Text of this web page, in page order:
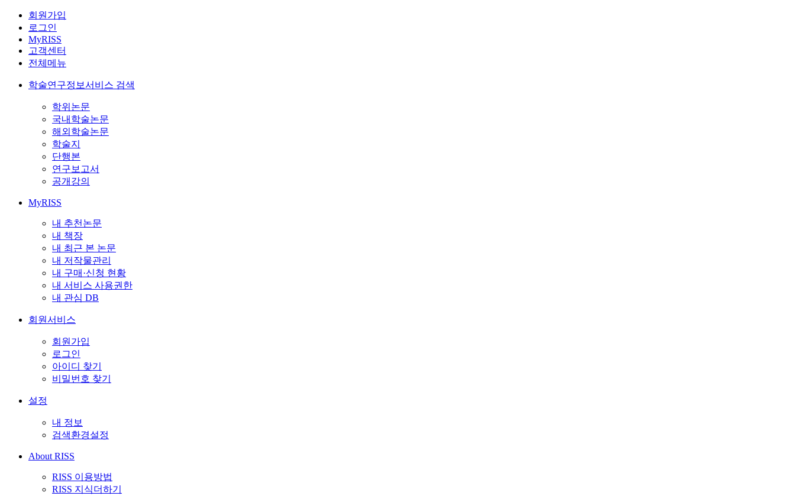
회원가입
로그인
MyRISS
고객센터
전체메뉴
학술연구정보서비스 검색
학위논문
국내학술논문
해외학술논문
학술지
단행본
연구보고서
공개강의
MyRISS
내 추천논문
내 책장
내 최근 본 논문
내 저작물관리
내 구매·신청 현황
내 서비스 사용권한
내 관심 DB
회원서비스
회원가입
로그인
아이디 찾기
비밀번호 찾기
설정
내 정보
검색환경설정
About RISS
RISS 이용방법
RISS 지식더하기